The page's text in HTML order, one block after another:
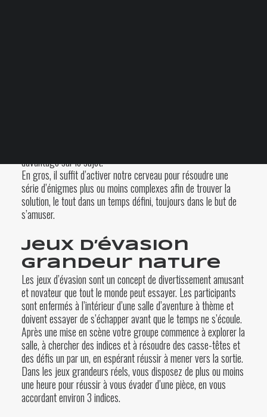
davantage sur le sujet.
En gros, il suffit d’activer notre cerveau pour résoudre une
série d’énigmes plus ou moins complexes afin de trouver la
solution, le tout dans un temps défini, toujours dans le but de
s’amuser.
Jeux d’évasion
grandeur nature
Les jeux d’évasion sont un concept de divertissement amusant
et novateur que tout le monde peut essayer. Les participants
sont enfermés à l’intérieur d’une salle d’aventure à thème et
doivent essayer de s’échapper avant que le temps ne s’écoule.
Après une mise en scène votre groupe commence à explorer la
salle, à chercher des indices et à résoudre des casse-têtes et
des défis un par un, en espérant réussir à mener vers la sortie.
Dans les jeux grandeurs réels, vous disposez de plus ou moins
une heure pour réussir à vous évader d’une pièce, en vous
accordant environ 3 indices.